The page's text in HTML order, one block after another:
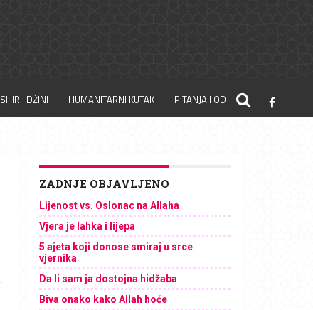
SIHR I DŽINI HUMANITARNI KUTAK PITANJA I ODGOVORI
ZADNJE OBJAVLJENO
Lijenost vs. Oslonac na Allaha
Vjera je lahka i lijepa
5 ajeta koji donose smiraj u srce
vjernika
Da li sam ja dostojna hidžaba
Biva onako kako Allah hoće